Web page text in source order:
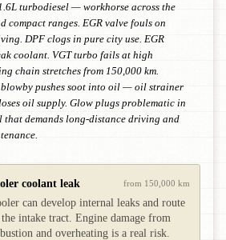
turbodiesel — workhorse across the
compact ranges. EGR valve fouls on
DPF clogs in pure city use. EGR
coolant. VGT turbo fails at high
chain stretches from 150,000 km.
pushes soot into oil — oil strainer
oil supply. Glow plugs problematic in
that demands long-distance driving and
coolant leak from 150,000 km
can develop internal leaks and route
intake tract. Engine damage from
and overheating is a real risk.